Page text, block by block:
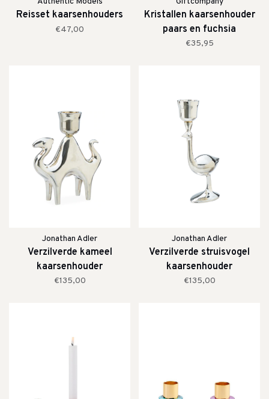
Reisset kaarsenhouders
€47,00
Kristallen kaarsenhouder
paars en fuchsia
€35,95
Jonathan Adler
Verzilverde kameel
kaarsenhouder
€135,00
Jonathan Adler
Verzilverde struisvogel
kaarsenhouder
€135,00